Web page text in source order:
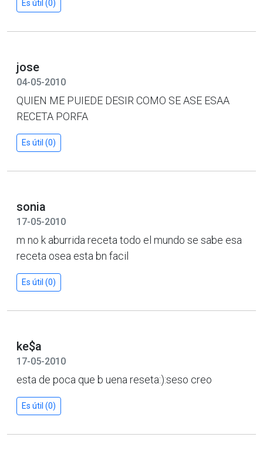
Es útil (0)
jose
04-05-2010
QUIEN ME PUIEDE DESIR COMO SE ASE ESAA
RECETA PORFA
Es útil (0)
sonia
17-05-2010
m no k aburrida receta todo el mundo se sabe esa
receta osea esta bn facil
Es útil (0)
ke$a
17-05-2010
esta de poca que b uena reseta:):seso creo
Es útil (0)